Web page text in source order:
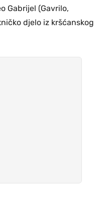
Gabrijel (Gavrilo,
djelo iz kršćanskog